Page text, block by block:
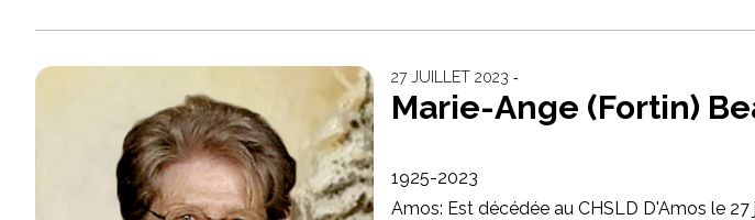
27 JUILLET 2023 ‐
Marie-Ange (Fortin)
1925-2023
Amos: Est décédée au CHSLD D'Amos le